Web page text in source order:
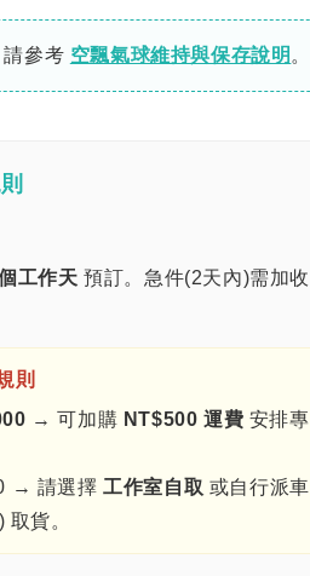
參考 空飄氣球維持與保存說明 。
工作天 預訂。急件(2天內)需加收
則
→ 可加購 NT$500 運費 安排專
→ 請選擇工作室自取 或自行派車
貨。